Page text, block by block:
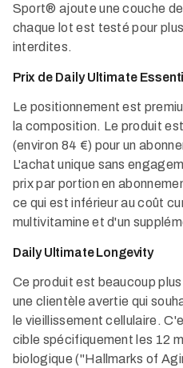
Sport® ajoute une couche
chaque lot est testé pour
interdites.
Prix de Daily Ultimate
Le positionnement est
la composition. Le produit
(environ 84 €) pour un
L'achat unique sans
prix par portion en
ce qui est inférieur au coût
multivitamine et d'un
Daily Ultimate Longevity
Ce produit est beaucoup
une clientèle avertie qui
le vieillissement cellulaire.
cible spécifiquement les 12
biologique ("Hallmarks of